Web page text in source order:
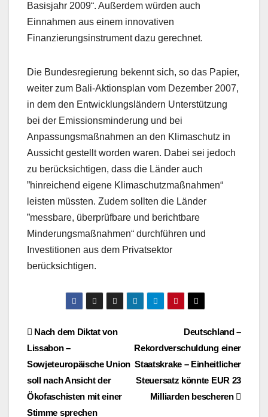
Basisjahr 2009“. Außerdem würden auch
Einnahmen aus einem innovativen
Finanzierungsinstrument dazu gerechnet.
Die Bundesregierung bekennt sich, so das Papier,
weiter zum Bali-Aktionsplan vom Dezember 2007,
in dem den Entwicklungsländern Unterstützung
bei der Emissionsminderung und bei
Anpassungsmaßnahmen an den Klimaschutz in
Aussicht gestellt worden waren. Dabei sei jedoch
zu berücksichtigen, dass die Länder auch
”hinreichend eigene Klimaschutzmaßnahmen“
leisten müssten. Zudem sollten die Länder
”messbare, überprüfbare und berichtbare
Minderungsmaßnahmen“ durchführen und
Investitionen aus dem Privatsektor
berücksichtigen.
Beitragsnavigation
Deutschland –
Rekordverschuldung einer
Staatskrake – Einheitlicher
Steuersatz könnte EUR 23
Milliarden bescheren
Nach dem Diktat von
Lissabon –
Sowjeteuropäische Union
soll nach Ansicht der
Ökofaschisten mit einer
Stimme sprechen